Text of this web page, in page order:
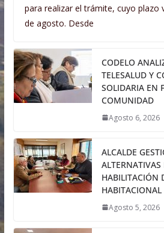
para realizar el trámite, cuyo plazo
de agosto. Desde
CODELO
TELESALUD Y
SOLIDARIA EN
COMUNIDAD
Agosto 6, 2026
ALCALDE
HABILITACIÓN
HABITACIONAL
Agosto 5, 2026